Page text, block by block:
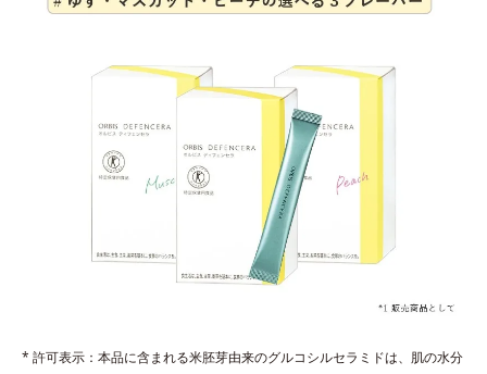
* 許可表示：本品に含まれる米胚芽由来のグルコシルセラミドは、肌の水分